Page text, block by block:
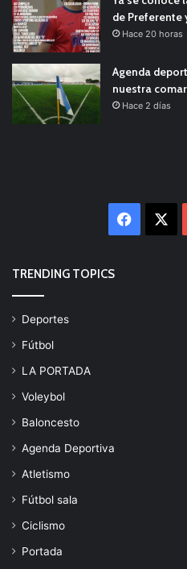
de Preferente
Hace 20 horas
Agenda
nuestra
Hace 2 días
TRENDING TOPICS
Deportes
Fútbol
LA PORTADA
Voleybol
Baloncesto
Agenda Deportiva
Atletismo
Fútbol sala
Ciclismo
Portada